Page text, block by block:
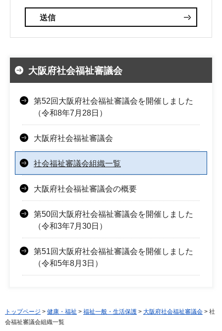
大阪府社会福祉審議会
第52回大阪府社会福祉審議会を開催しました
（令和8年7月28日）
大阪府社会福祉審議会
社会福祉審議会組織一覧
大阪府社会福祉審議会の概要
第50回大阪府社会福祉審議会を開催しました
（令和3年7月30日）
第51回大阪府社会福祉審議会を開催しました
（令和5年8月3日）
トップページ > 健康・福祉 > 福祉一般・生活保護 > 大阪府社会福祉審議会 > 社
会福祉審議会組織一覧